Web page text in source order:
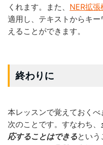
くれます。また、 NER拡張
適用し、テキストからキ
えることができます。
終わりに
本レッスンで覚えておく
次のことです。すなわち、
応することはできるとい